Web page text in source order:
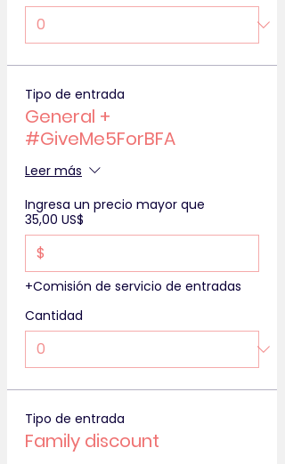
Tipo de entrada
General +
#GiveMe5ForBFA
Leer más
Ingresa un precio mayor que
35,00 US$
$
+Comisión de servicio de entradas
Cantidad
Tipo de entrada
Family discount